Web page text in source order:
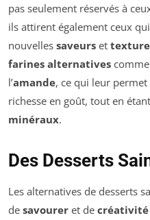
pas seulement réservés à
ils attirent également ceux
nouvelles saveurs et
farines alternatives
l’amande, ce qui leur
richesse en goût, tout en
minéraux.
Des Desserts
Les alternatives de desserts
de savourer et de créativité